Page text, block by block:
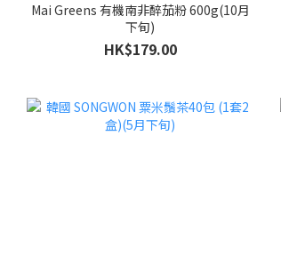
Mai Greens 有機南非醉茄粉 600g(10月
下旬)
HK$179.00